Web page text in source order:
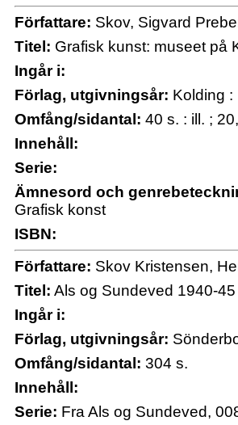
Författare: Skov, Sigvard
Titel: Grafisk kunst: museet på
Ingår i:
Förlag, utgivningsår: Kolding
Omfång/sidantal: 40 s. : ill. ;
Innehåll:
Serie:
Ämnesord och
Grafisk konst
ISBN:
Författare: Skov Kristensen,
Titel: Als og Sundeved 1940-
Ingår i:
Förlag, utgivningsår:
Omfång/sidantal: 304 s.
Innehåll:
Serie: Fra Als og Sundeved,